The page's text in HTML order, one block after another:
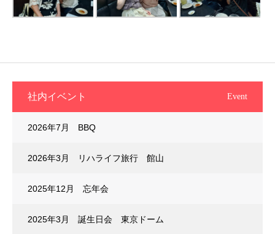
社内イベント Event
2026年7月 BBQ
2026年3月 リハライフ旅行 館山
2025年12月 忘年会
2025年3月 誕生日会 東京ドーム